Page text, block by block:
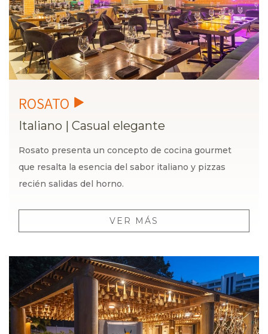
Italiano | Casual elegante
Rosato presenta un concepto de cocina gourmet
que resalta la esencia del sabor italiano y pizzas
recién salidas del horno.
VER MÁS